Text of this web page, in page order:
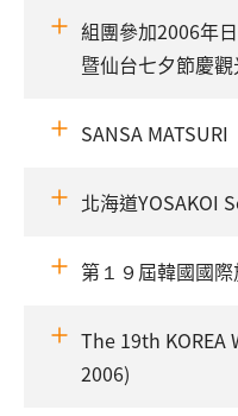
組團參加2006年
暨仙台七夕節慶
SANSA MATSURI
北海道YOSAKOI
第１９屆韓國國際
The 19th KOREA
2006)